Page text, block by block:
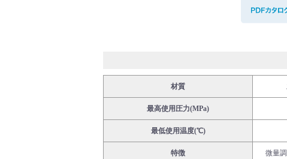
ダウンロード
材質
最高使用圧力(MPa)
最低使用温度(℃)
特徴 微量